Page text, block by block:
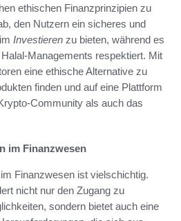
ethischen Finanzprinzipien zu
den Nutzern ein sicheres und
Investieren zu bieten, während es
Managements respektiert. Mit
eine ethische Alternative zu
finden und auf eine Plattform
Community als auch das
im Finanzwesen
Finanzwesen ist vielschichtig.
nicht nur den Zugang zu
sondern bietet auch eine